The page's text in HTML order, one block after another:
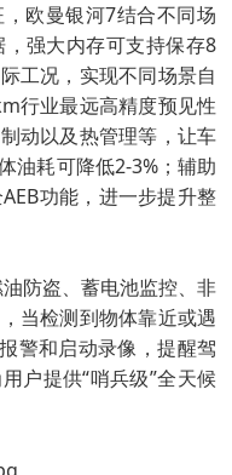
欧曼银河7结合不同场
强大内存可支持保存8
工况，实现不同场景自
行业最远高精度预见性
动以及热管理等，让车
油耗可降低2-3%；辅助
功能，进一步提升整
防盗、蓄电池监控、非
当检测到物体靠近或遇
警和启动录像，提醒驾
户提供“哨兵级”全天候